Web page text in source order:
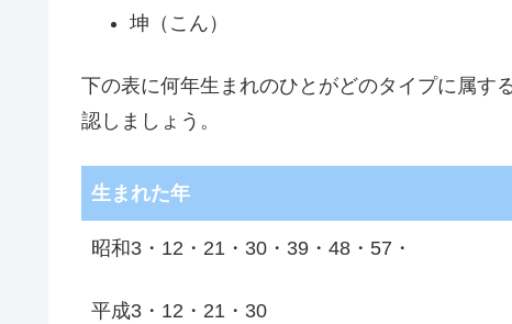
坤（こん）
下の表に何年生まれのひとがどのタイプに属す
認しましょう。
生まれた年
昭和3・12・21・30・39・48・57・
平成3・12・21・30